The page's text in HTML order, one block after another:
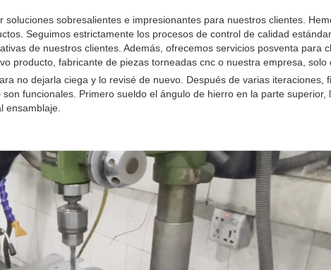
sobresalientes e impresionantes para nuestros clientes.
Seguimos estrictamente los procesos de control de calidad
de nuestros clientes. Además, ofrecemos servicios posventa para
producto, fabricante de piezas torneadas cnc o nuestra empresa, solo
no dejarla ciega y lo revisé de nuevo. Después de varias iteraciones,
funcionales. Primero sueldo el ángulo de hierro en la parte superior,
ensamblaje.